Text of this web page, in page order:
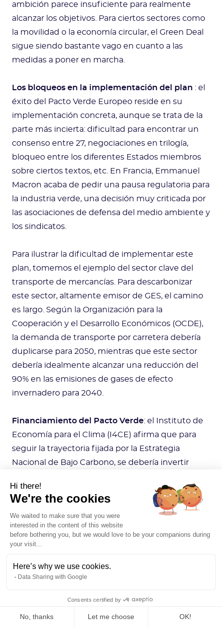
ambición parece insuficiente para realmente
alcanzar los objetivos. Para ciertos sectores como
la movilidad o la economía circular, el Green Deal
sigue siendo bastante vago en cuanto a las
medidas a poner en marcha.
Los bloqueos en la implementación del plan : el
éxito del Pacto Verde Europeo reside en su
implementación concreta, aunque se trata de la
parte más incierta: dificultad para encontrar un
consenso entre 27, negociaciones en trilogía,
bloqueo entre los diferentes Estados miembros
sobre ciertos textos, etc. En Francia, Emmanuel
Macron acaba de pedir una pausa regulatoria para
la industria verde, una decisión muy criticada por
las asociaciones de defensa del medio ambiente y
los sindicatos.
Para ilustrar la dificultad de implementar este
plan, tomemos el ejemplo del sector clave del
transporte de mercancías. Para descarbonizar
este sector, altamente emisor de GES, el camino
es largo. Según la Organización para la
Cooperación y el Desarrollo Económicos (OCDE),
la demanda de transporte por carretera debería
duplicarse para 2050, mientras que este sector
debería idealmente alcanzar una reducción del
90% en las emisiones de gases de efecto
invernadero para 2040.
Financiamiento del Pacto Verde: el Instituto de
Economía para el Clima (I4CE) afirma que para
seguir la trayectoria fijada por la Estrategia
Nacional de Bajo Carbono, se debería invertir
Según Greenpeace Francia, el rescate de
industrias contaminantes dificulta el logro de los
objetivos fijados por el Pacto Verde y los
financiamientos asignados no están en absoluto
a la altura del plan, lo que limita aún más su
perfecto, hay que constatar que la ambición de
la UE y el camino recorrido constituyen una
Hi there!
We're the cookies
We waited to make sure that you were
interested in the content of this website
before bothering you, but we would love to be your companions during
your visit...
Here’s why we use cookies.
Data Sharing with Google
Consents certified by
No, thanks Let me choose OK!